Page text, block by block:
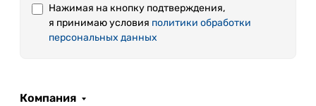
Нажимая на кнопку подтверждения,
я принимаю условия политики обработки
персональных данных
Компания